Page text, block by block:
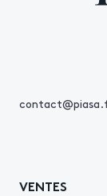
VENTES